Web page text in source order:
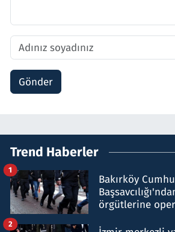
Gönder
Trend Haberler
Bakırköy
örgütlerine
1
2